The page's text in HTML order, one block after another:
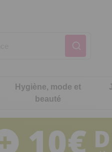
Notre produit du
Notre produit du
Notre produit du
Hygiène, mode et
beauté
Notre produit du
Notre produit du
Notre produit du